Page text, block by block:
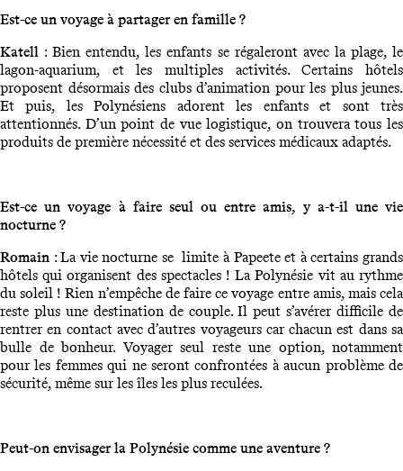
Est-ce un voyage à partager en famille ?
Katell : Bien entendu, les enfants se régaleront avec la plage, le
lagon-aquarium, et les multiples activités. Certains hôtels
proposent désormais des clubs d’animation pour les plus jeunes.
Et puis, les Polynésiens adorent les enfants et sont très
attentionnés. D’un point de vue logistique, on trouvera tous les
produits de première nécessité et des services médicaux adaptés.
Est-ce un voyage à faire seul ou entre amis, y a-t-il une vie
nocturne ?
Romain : La vie nocturne se limite à Papeete et à certains grands
hôtels qui organisent des spectacles ! La Polynésie vit au rythme
du soleil ! Rien n’empêche de faire ce voyage entre amis, mais cela
reste plus une destination de couple. Il peut s’avérer difficile de
rentrer en contact avec d’autres voyageurs car chacun est dans sa
bulle de bonheur. Voyager seul reste une option, notamment
pour les femmes qui ne seront confrontées à aucun problème de
sécurité, même sur les îles les plus reculées.
Peut-on envisager la Polynésie comme une aventure ?